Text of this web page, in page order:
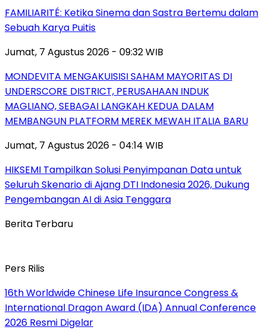
FAMILIARITÉ: Ketika Sinema dan Sastra Bertemu dalam
Sebuah Karya Puitis
Jumat, 7 Agustus 2026 - 09:32 WIB
MONDEVITA MENGAKUISISI SAHAM MAYORITAS DI
UNDERSCORE DISTRICT, PERUSAHAAN INDUK
MAGLIANO, SEBAGAI LANGKAH KEDUA DALAM
MEMBANGUN PLATFORM MEREK MEWAH ITALIA BARU
Jumat, 7 Agustus 2026 - 04:14 WIB
HIKSEMI Tampilkan Solusi Penyimpanan Data untuk
Seluruh Skenario di Ajang DTI Indonesia 2026, Dukung
Pengembangan AI di Asia Tenggara
Berita Terbaru
Pers Rilis
16th Worldwide Chinese Life Insurance Congress &
International Dragon Award (IDA) Annual Conference
2026 Resmi Digelar